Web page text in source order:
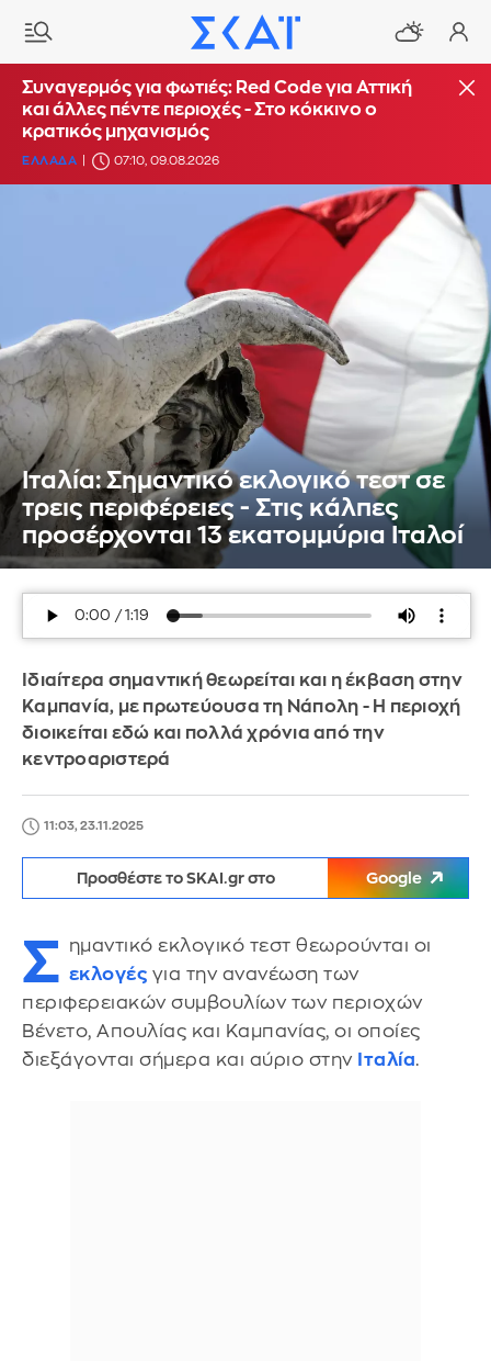
Συναγερμός για φωτιές: Red Code για Αττική
και άλλες πέντε περιοχές - Στο κόκκινο ο
κρατικός μηχανισμός
ΕΛΛΑΔΑ 07:10, 09.08.2026
Ιταλία: Σημαντικό εκλογικό τεστ σε
τρεις περιφέρειες - Στις κάλπες
προσέρχονται 13 εκατομμύρια Ιταλοί
Ιδιαίτερα σημαντική θεωρείται και η έκβαση στην
Καμπανία, με πρωτεύουσα τη Νάπολη - Η περιοχή
διοικείται εδώ και πολλά χρόνια από την
κεντροαριστερά
11:03, 23.11.2025
Προσθέστε το SKAI.gr στο Google
Σ ημαντικό εκλογικό τεστ θεωρούνται οι
εκλογές για την ανανέωση των
περιφερειακών συμβουλίων των περιοχών
Βένετο, Απουλίας και Καμπανίας, οι οποίες
διεξάγονται σήμερα και αύριο στην
Ιταλία.